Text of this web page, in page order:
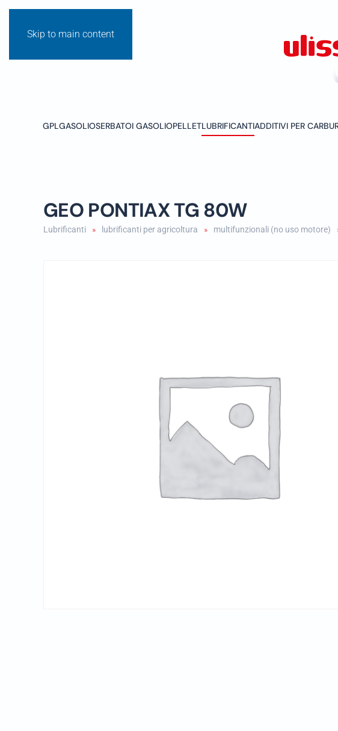
Skip to main content
GPLGASOLIOSERBATOI GASOLIOPELLETLUBRIFICANTIADDITIVI PER
GEO PONTIAX TG 80W
Lubrificanti lubrificanti per agricoltura multifunzionali (no uso motore)